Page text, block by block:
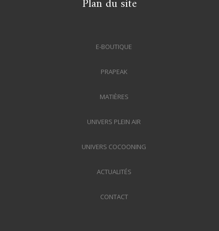
E-BOUTIQUE
PRAPEAK
MATIÈRES
UNIVERS PLEIN AIR
UNIVERS COCOONING
ACTUALITÉS
CONTACT